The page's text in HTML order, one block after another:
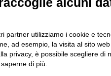
Società con Socio
di Tinexta SpA
partner utilizziamo i cookie e
ad esempio, la visita al sito
privacy, è possibile scegliere di
di più.